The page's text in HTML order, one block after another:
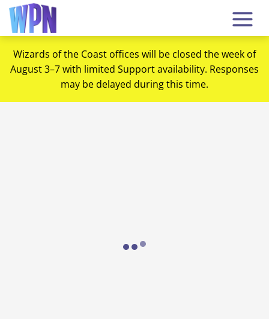
Wizards of the Coast offices will be closed the week of
August 3–7 with limited Support availability. Responses
may be delayed during this time.
Loading...